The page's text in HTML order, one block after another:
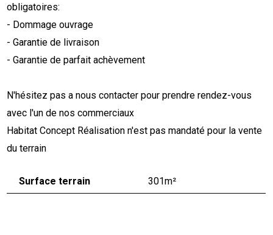
obligatoires:
- Dommage ouvrage
- Garantie de livraison
- Garantie de parfait achèvement
N'hésitez pas a nous contacter pour prendre rendez-vous
avec l'un de nos commerciaux
Habitat Concept Réalisation n'est pas mandaté pour la vente
du terrain
Surface terrain 301m²